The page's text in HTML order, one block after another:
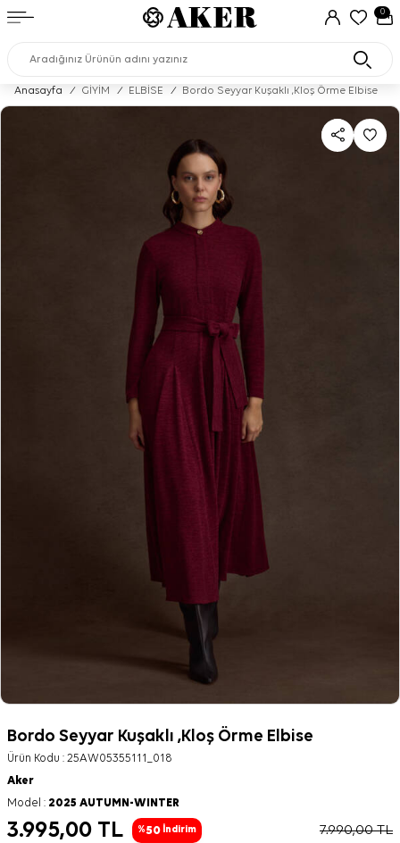
0
Anasayfa / GİYİM / ELBİSE / Bordo Seyyar Kuşaklı ,Kloş Örme Elbise
Bordo Seyyar Kuşaklı ,Kloş Örme Elbise
Ürün Kodu : 25AW05355111_018
Aker
Model : 2025 AUTUMN-WINTER
3.995,00 TL %50 İndirim 7.990,00TL